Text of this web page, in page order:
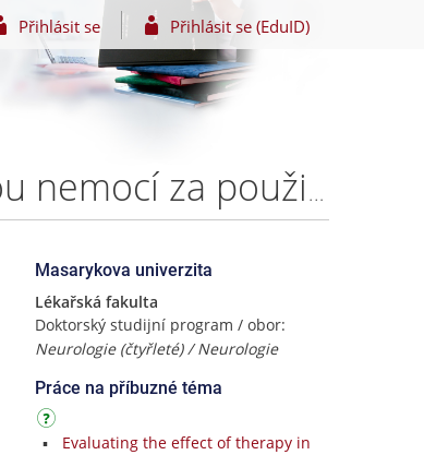
Přihlásit se Přihlásit se (EduID)
Studium procesu rozhodování u pacientů s Parkinsonovou nemocí za použití IOWA GAMBLING TASK (analýza strategie a funkčně anatomické koreláty) – MUDr. Tomáš Gescheidt, Ph.D.
Masarykova univerzita
Lékařská fakulta
Doktorský studijní program / obor:
Neurologie (čtyřleté) / Neurologie
Práce na příbuzné téma
Evaluating the effect of therapy in